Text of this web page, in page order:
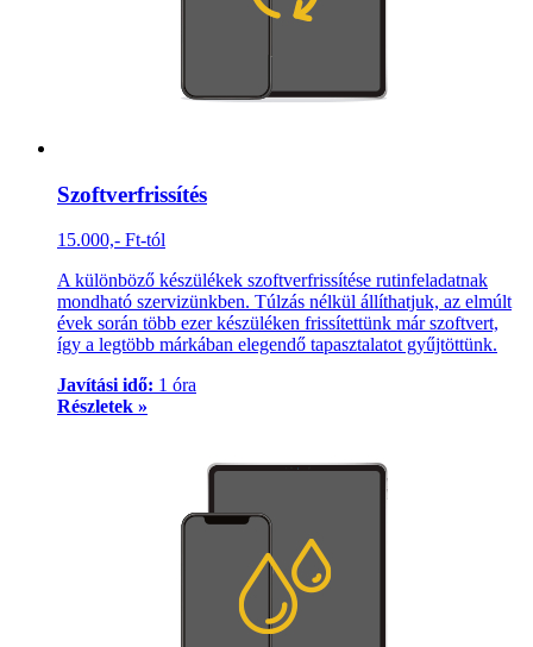
Szoftverfrissítés
15.000,- Ft-tól
A különböző készülékek szoftverfrissítése rutinfeladatnak
mondható szervizünkben. Túlzás nélkül állíthatjuk, az elmúlt
évek során több ezer készüléken frissítettünk már szoftvert,
így a legtöbb márkában elegendő tapasztalatot gyűjtöttünk.
Javítási idő: 1 óra
Részletek »